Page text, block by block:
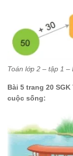
Toán lớp 2 – tập 1 –
Bài 5 trang 20
cuộc sống: